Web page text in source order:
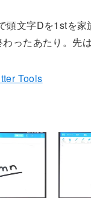
頭文字Dを1stを家
ったあたり。先
Tools